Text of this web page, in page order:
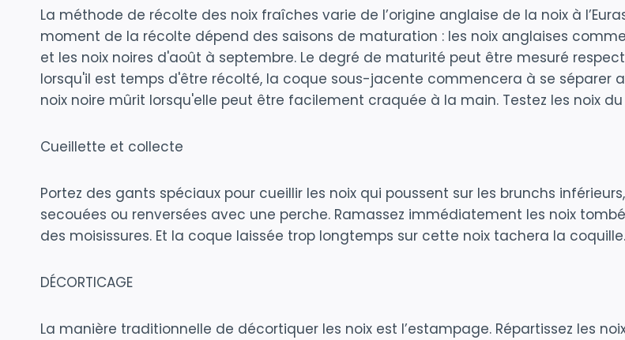
La méthode de récolte des noix fraîches varie de l’origine anglaise de la noix à
moment de la récolte dépend des saisons de maturation : les noix anglaises
et les noix noires d'août à septembre. Le degré de maturité peut être mesuré
lorsqu'il est temps d'être récolté, la coque sous-jacente commencera à se
noix noire mûrit lorsqu'elle peut être facilement craquée à la main. Testez les noix
Cueillette et collecte
Portez des gants spéciaux pour cueillir les noix qui poussent sur les brunchs
secouées ou renversées avec une perche. Ramassez immédiatement les noix
des moisissures. Et la coque laissée trop longtemps sur cette noix tachera la coquille.
DÉCORTICAGE
La manière traditionnelle de décortiquer les noix est l’estampage. Répartissez les